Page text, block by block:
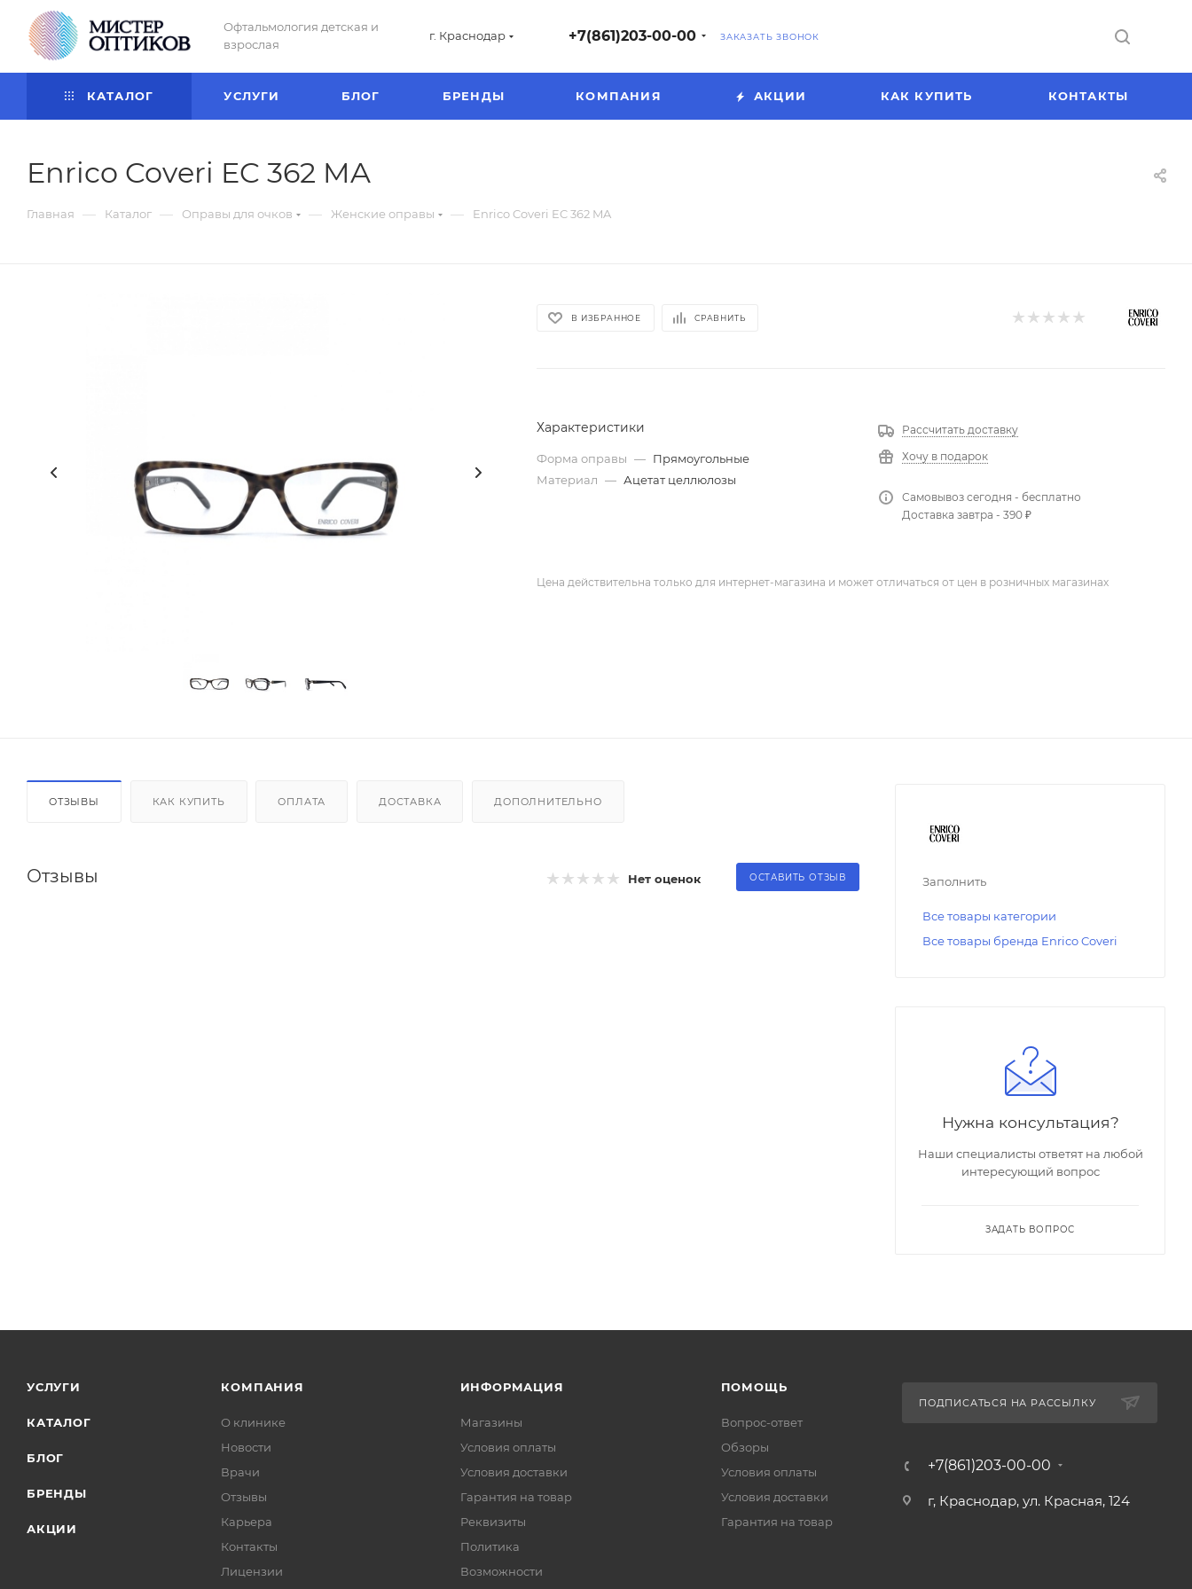
Офтальмология детская и
взрослая
г. Краснодар +7(861)203-00-00 ЗАКАЗАТЬ ЗВОНОК
КАТАЛОГ УСЛУГИ БЛОГ БРЕНДЫ КОМПАНИЯ АКЦИИ КАК КУПИТЬ КОНТАКТЫ
Enrico Coveri EC 362 MA
Главная — Каталог — Оправы для очков — Женские оправы — Enrico Coveri EC 362 MA
В ИЗБРАННОЕ СРАВНИТЬ
Характеристики
Форма оправы — Прямоугольные
Материал — Ацетат целлюлозы
Рассчитать доставку
Хочу в подарок
Самовывоз сегодня - бесплатно
Доставка завтра - 390 ₽
Цена действительна только для интернет-магазина и может отличаться от цен в розничных магазинах
ОТЗЫВЫ КАК КУПИТЬ ОПЛАТА ДОСТАВКА ДОПОЛНИТЕЛЬНО
Отзывы Нет оценок ОСТАВИТЬ ОТЗЫВ Заполнить
Все товары категории
Все товары бренда Enrico Coveri
Нужна консультация?
Наши специалисты ответят на любой
интересующий вопрос
ЗАДАТЬ ВОПРОС
УСЛУГИ
КАТАЛОГ
БЛОГ
БРЕНДЫ
АКЦИИ
КОМПАНИЯ
О клинике
Новости
Врачи
Отзывы
Карьера
Контакты
Лицензии
ИНФОРМАЦИЯ
Магазины
Условия оплаты
Условия доставки
Гарантия на товар
Реквизиты
Политика
Возможности
ПОМОЩЬ
Вопрос-ответ
Обзоры
Условия оплаты
Условия доставки
Гарантия на товар
ПОДПИСАТЬСЯ НА РАССЫЛКУ
+7(861)203-00-00
г, Краснодар, ул. Красная, 124